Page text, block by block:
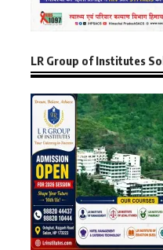
LR Group of Institutes